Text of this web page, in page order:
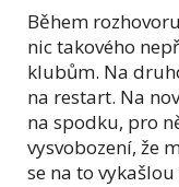
Během
nic takového
klubům. Na
na restart. Na
na spodku, pro
vysvobození, že
se na to